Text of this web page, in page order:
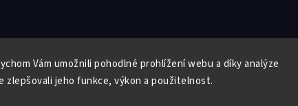
Vám umožnili pohodlné prohlížení webu a díky analýze
zlepšovali jeho funkce, výkon a použitelnost.
Copyright 2026Butterfly Wonderland. Všechna práva vyhrazena.